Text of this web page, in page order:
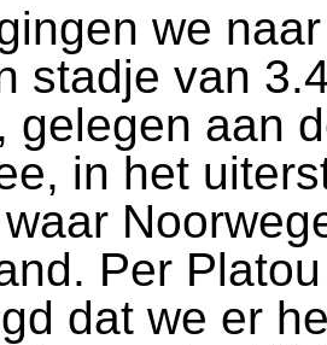
we
stadje van
gelegen aan
in het
Per
dat we er